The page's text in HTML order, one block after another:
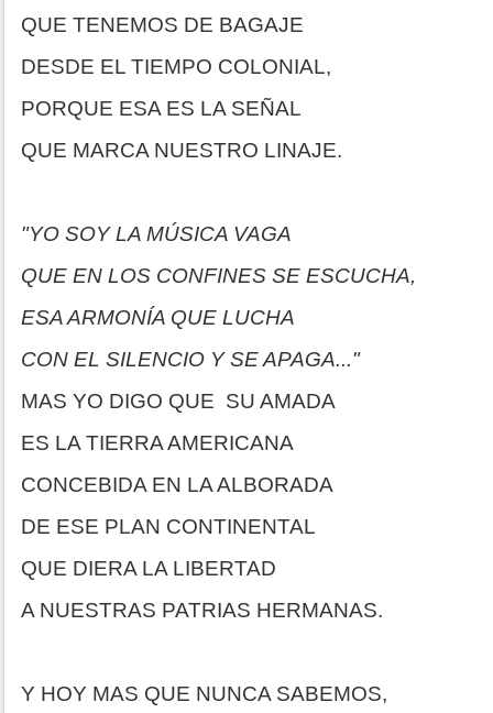
QUE TENEMOS DE BAGAJE
DESDE EL TIEMPO COLONIAL,
PORQUE ESA ES LA SEÑAL
QUE MARCA NUESTRO LINAJE.
"YO SOY LA MÚSICA VAGA
QUE EN LOS CONFINES SE ESCUCHA,
ESA ARMONÍA QUE LUCHA
CON EL SILENCIO Y SE APAGA..."
MAS YO DIGO QUE SU AMADA
ES LA TIERRA AMERICANA
CONCEBIDA EN LA ALBORADA
DE ESE PLAN CONTINENTAL
QUE DIERA LA LIBERTAD
A NUESTRAS PATRIAS HERMANAS.
Y HOY MAS QUE NUNCA SABEMOS,